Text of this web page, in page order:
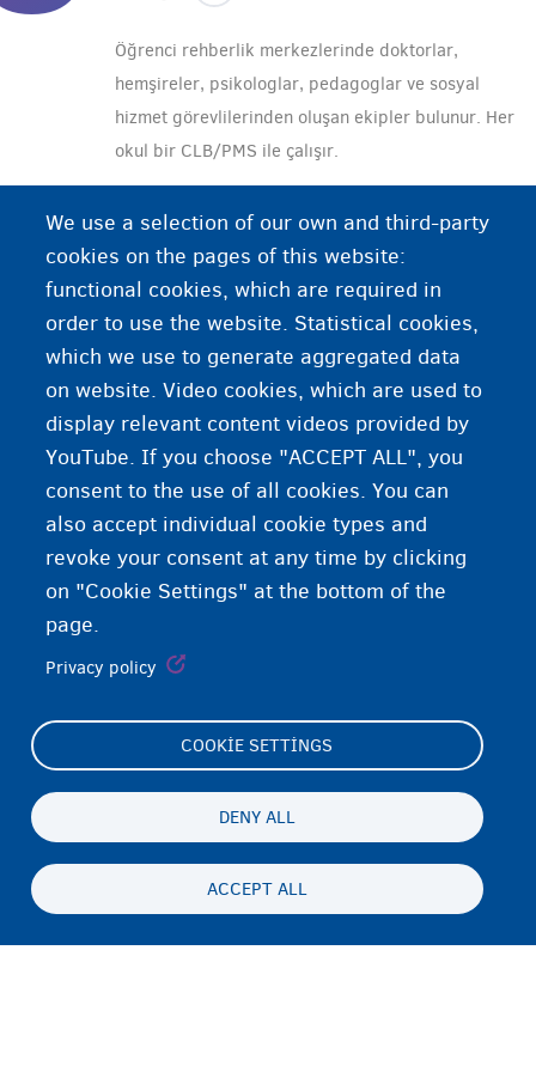
Öğrenci rehberlik merkezlerinde doktorlar,
hemşireler, psikologlar, pedagoglar ve sosyal
hizmet görevlilerinden oluşan ekipler bulunur. Her
okul bir CLB/PMS ile çalışır.
CLB/PMS okulun tıbbi gözetiminden sorumludur;
ancak bir ebeveyn ya da öğrenci olarak siz de
oraya giderek öğrenim güçlüğü, psikolojik ve
sosyal sorunlar gibi konularda ücretsiz yardım
alabilirsiniz. Sorularınızı okul üzerinden ya da
doğrudan CLB/PMS’ye sorabilirsiniz.
We use a selection of our own and third-party
cookies on the pages of this website:
functional cookies, which are required in
order to use the website. Statistical cookies,
which we use to generate aggregated data
on website. Video cookies, which are used to
display relevant content videos provided by
YouTube. If you choose "ACCEPT ALL", you
consent to the use of all cookies. You can
also accept individual cookie types and
revoke your consent at any time by clicking
on "Cookie Settings" at the bottom of the
page.
Privacy policy
COOKIE SETTINGS
DENY ALL
ACCEPT ALL
Footer
(menu)
Cookie Settings
TR
Persistent
menu